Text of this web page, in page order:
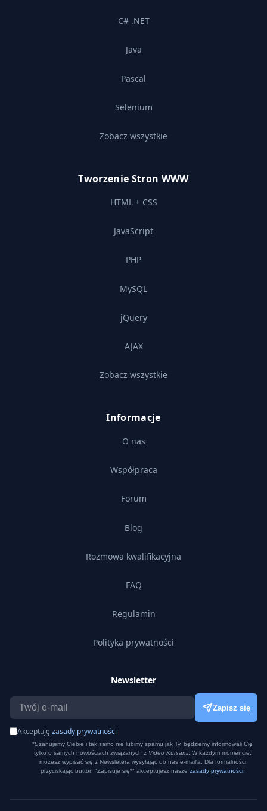
C# .NET
Java
Pascal
Selenium
Zobacz wszystkie
Tworzenie Stron WWW
HTML + CSS
JavaScript
PHP
MySQL
jQuery
AJAX
Zobacz wszystkie
Informacje
O nas
Współpraca
Forum
Blog
Rozmowa kwalifikacyjna
FAQ
Regulamin
Polityka prywatności
Newsletter
Zapisz się
Akceptuję zasady prywatności
*Szanujemy Ciebie i tak samo nie lubimy spamu jak Ty, będziemy informowali Cię
tylko o samych nowościach związanych z Video Kursami. W każdym momencie,
możesz wypisać się z Newsletera wysyłając do nas e-mail'a. Dla formalności
przyciskając button "Zapisuje się*" akceptujesz nasze zasady prywatności.